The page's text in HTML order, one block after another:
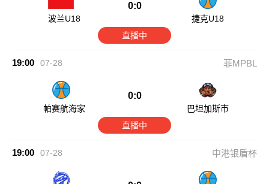
波兰U18
0:0
捷克U18
直播中
19:00 07-28 菲MPBL
帕赛航海家
0:0
巴坦加斯市
直播中
19:00 07-28 中港银盾杯